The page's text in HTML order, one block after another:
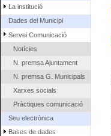
La institució
Dades del Municipi
Servei Comunicació
Notícies
N. premsa Ajuntament
N. premsa G. Municipals
Xarxes socials
Pràctiques comunicació
Seu electrònica
Bases de dades